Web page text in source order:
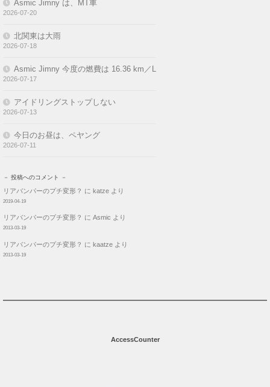
Asmic Jimny は、MT車
2026-07-20
北関東は大雨
2026-07-18
Asmic Jimny 今度の燃費は 16.36 km／L
2026-07-17
アイドリングストップしない
2026-07-13
今日のお昼は、ペヤング
2026-07-11
－ 投稿へのコメント －
リアバンパーのプチ変形？ に katze より
2019-04-19
リアバンパーのプチ変形？ に Asmic より
2013-03-19
リアバンパーのプチ変形？ に kaatze より
2013-03-19
AccessCounter